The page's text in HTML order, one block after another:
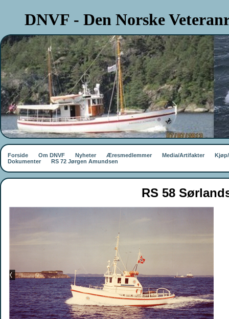
DNVF - Den Norske
Forside Om DNVF Nyheter Æresmedlemmer Media/Artifakter
Dokumenter
RS 72 Jørgen Amundsen
RS 58